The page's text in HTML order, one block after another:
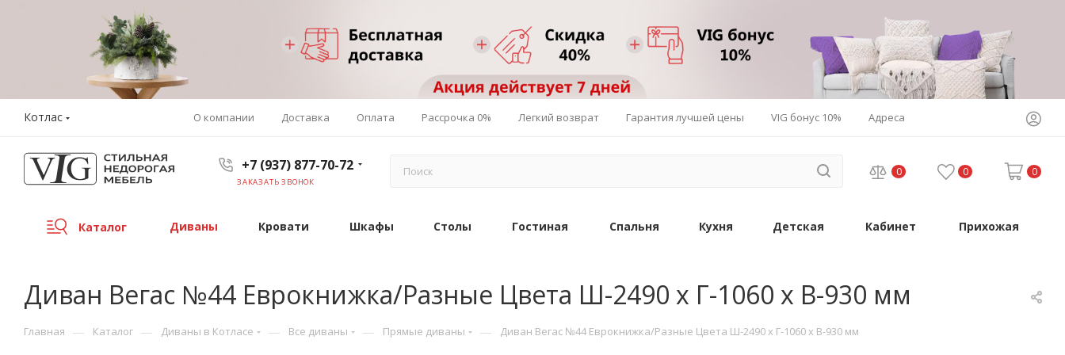
Котлас О компании Доставка Оплата Рассрочка 0% Легкий возврат Гарантия лучшей цены VIG бонус 10% Адреса
+7 (937) 877-70-72
ЗАКАЗАТЬ ЗВОНОК
0 0 0
Каталог Диваны Кровати Шкафы Столы Гостиная Спальня Кухня Детская Кабинет Прихожая
Диван Вегас №44 Еврокнижка/Разные Цвета Ш-2490 х Г-1060 х В-930 мм
Главная — Каталог — Диваны в Котласе — Все диваны — Прямые диваны — Диван Вегас №44 Еврокнижка/Разные Цвета Ш-2490 х Г-1060 х В-930 мм